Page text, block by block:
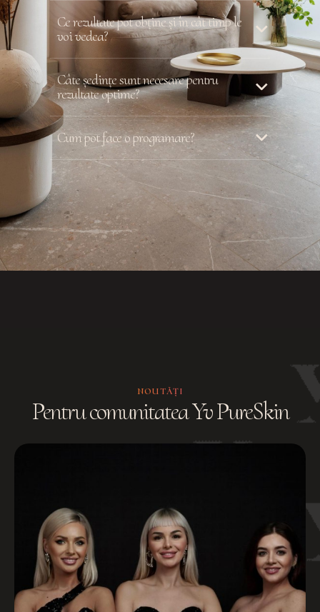
Ce rezultate pot obține și în cât timp le
voi vedea?
Câte ședințe sunt necesare pentru
rezultate optime?
Cum pot face o programare?
NOUTĂȚI
Pentru comunitatea Yv PureSkin